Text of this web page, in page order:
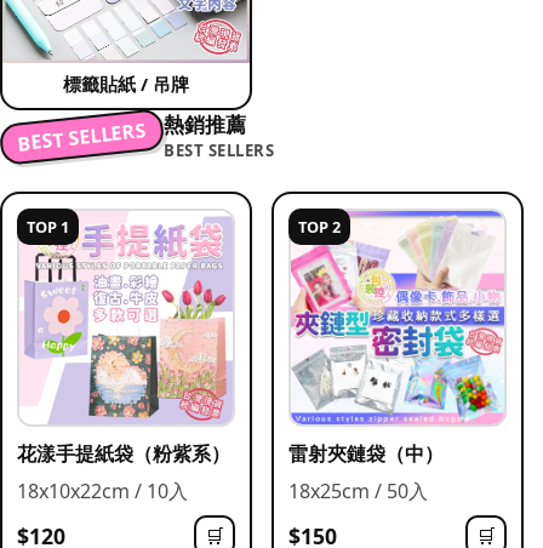
標籤貼紙 / 吊牌
BEST SELLERS 熱銷推薦
BEST SELLERS
TOP 1
花漾手提紙袋（粉紫系）
18x10x22cm / 10入
$120 🛒
TOP 2
雷射夾鏈袋（中）
18x25cm / 50入
$150 🛒